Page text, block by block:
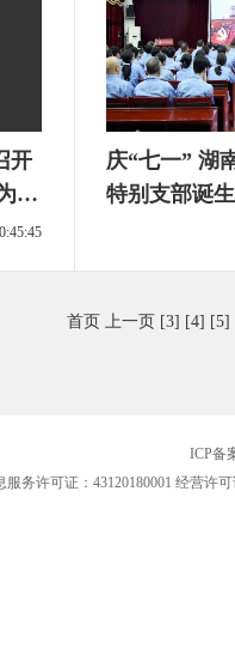
开
代
庆“七一” 湖南省第一个工矿企业
特别支部诞
首页 上一页 [3] [4] [5]
ICP备
务许可证：43120180001 经营许可